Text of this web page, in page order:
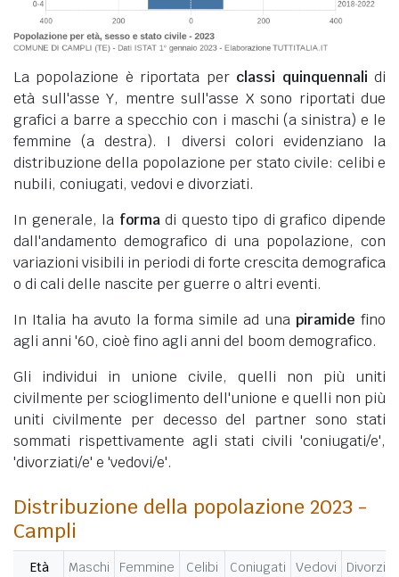
La popolazione è riportata per classi quinquennali di
età sull'asse Y, mentre sull'asse X sono riportati due
grafici a barre a specchio con i maschi (a sinistra) e le
femmine (a destra). I diversi colori evidenziano la
distribuzione della popolazione per stato civile: celibi e
nubili, coniugati, vedovi e divorziati.
In generale, la formadi questo tipo di grafico dipende
dall'andamento demografico di una popolazione, con
variazioni visibili in periodi di forte crescita demografica
o di cali delle nascite per guerre o altri eventi.
In Italia ha avuto la forma simile ad una piramide fino
agli anni '60, cioè fino agli anni del boom demografico.
Gli individui in unione civile, quelli non più uniti
civilmente per scioglimento dell'unione e quelli non più
uniti civilmente per decesso del partner sono stati
sommati rispettivamente agli stati civili 'coniugati/e',
'divorziati/e' e 'vedovi/e'.
Distribuzione della popolazione 2023 -
Campli
Età Maschi Femmine
Celibi
Coniugati
Vedovi